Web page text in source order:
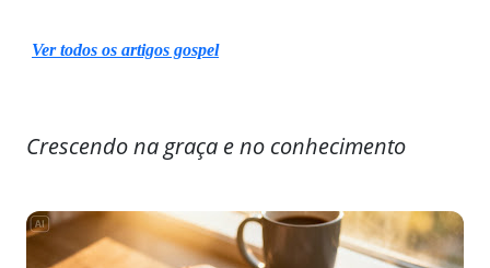
Ver todos os artigos gospel
Crescendo na graça e no conhecimento